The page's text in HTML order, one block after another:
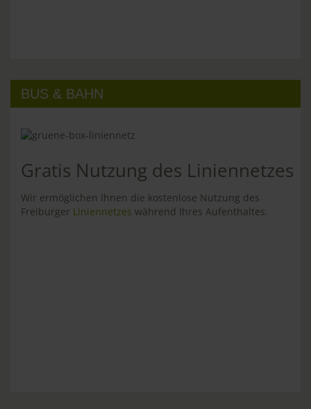
BUS & BAHN
Gratis Nutzung des Liniennetzes
Wir ermöglichen Ihnen die kostenlose Nutzung des
Freiburger Liniennetzes während Ihres Aufenthaltes.